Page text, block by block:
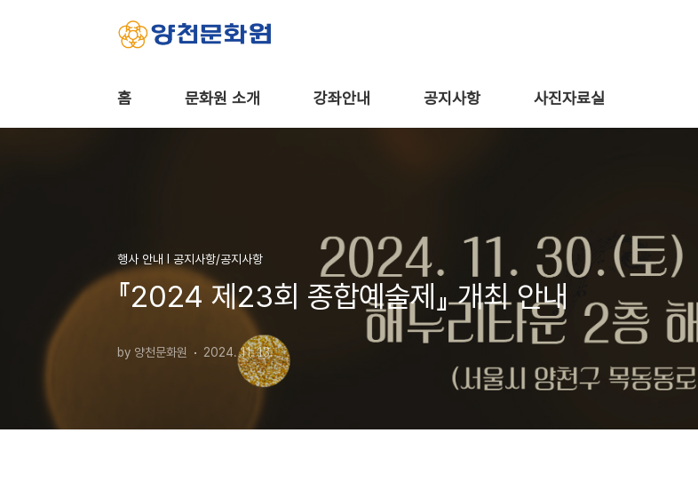
홈 문화원 소개 강좌안내 공지사항 사진자료실
행사 안내 Ι 공지사항/공지사항
『2024 제23회 종합예술제』 개최 안내
by 양천문화원 2024. 11. 13.